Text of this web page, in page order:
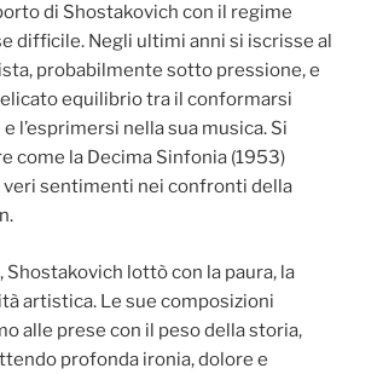
di Shostakovich con il regime
difficile. Negli ultimi anni si iscrisse al
probabilmente sotto pressione, e
equilibrio tra il conformarsi
l’esprimersi nella sua musica. Si
come la Decima Sinfonia (1953)
sentimenti nei confronti della
Shostakovich lottò con la paura, la
artistica. Le sue composizioni
alle prese con il peso della storia,
profonda ironia, dolore e